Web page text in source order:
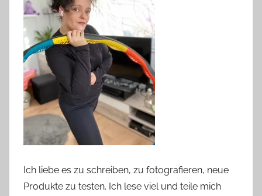
Ich liebe es zu schreiben, zu fotografieren, neue
Produkte zu testen. Ich lese viel und teile mich